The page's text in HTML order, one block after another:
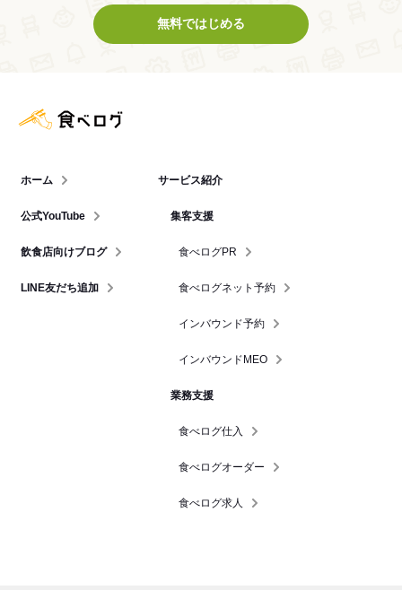
無料ではじめる
ホーム
公式YouTube
飲食店向けブログ
LINE友だち追加
サービス紹介
集客支援
食べログPR
食べログネット予約
インバウンド予約
インバウンドMEO
業務支援
食べログ仕入
食べログオーダー
食べログ求人